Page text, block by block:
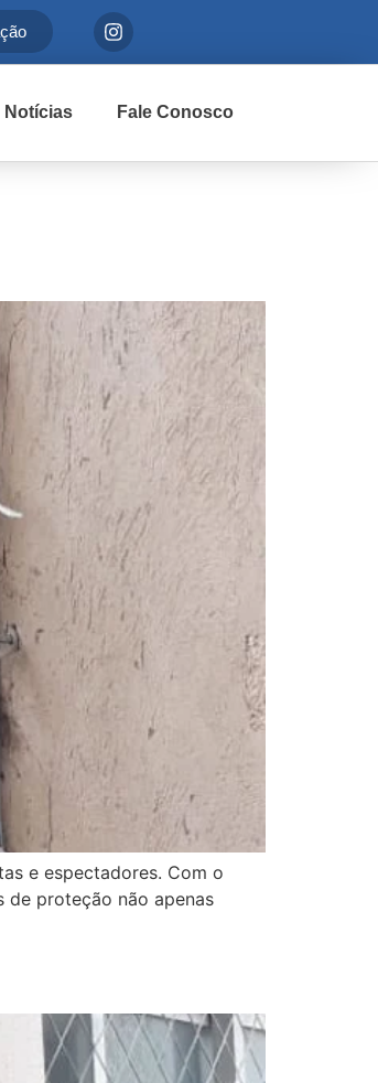
Notícias Fale Conosco
e espectadores. Com o
de proteção não apenas